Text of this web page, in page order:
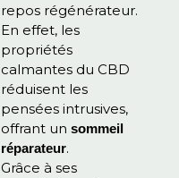
repos régénérateur.
En effet, les
propriétés
calmantes du CBD
réduisent les
pensées intrusives,
offrant unsommeil
réparateur.
Grâce à ses